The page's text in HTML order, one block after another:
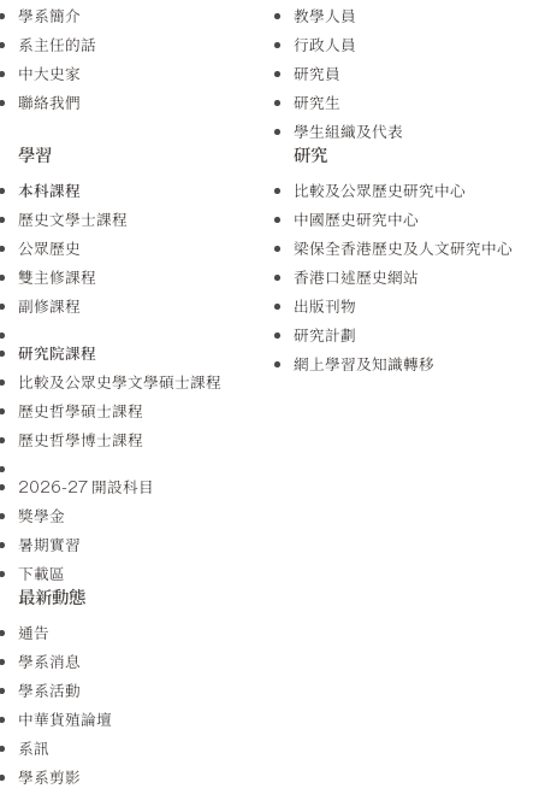
學系簡介
系主任的話
中大史家
聯絡我們
教學人員
行政人員
研究員
研究生
學生組織及代表
學習
本科課程
歷史文學士課程
公眾歷史
雙主修課程
副修課程
研究院課程
比較及公眾史學文學碩士課程
歷史哲學碩士課程
歷史哲學博士課程
2026-27 開設科目
獎學金
暑期實習
下載區
研究
比較及公眾歷史研究中心
中國歷史研究中心
梁保全香港歷史及人文研究中心
香港口述歷史網站
出版刊物
研究計劃
網上學習及知識轉移
最新動態
通告
學系消息
學系活動
中華貨殖論壇
系訊
學系剪影